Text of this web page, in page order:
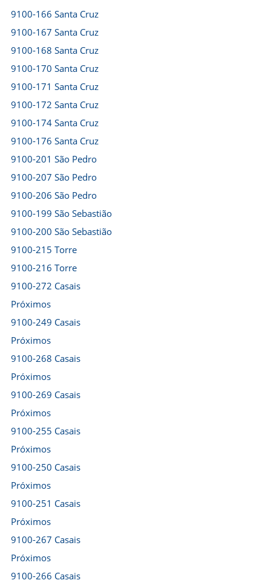
9100-166 Santa Cruz
9100-167 Santa Cruz
9100-168 Santa Cruz
9100-170 Santa Cruz
9100-171 Santa Cruz
9100-172 Santa Cruz
9100-174 Santa Cruz
9100-176 Santa Cruz
9100-201 São Pedro
9100-207 São Pedro
9100-206 São Pedro
9100-199 São Sebastião
9100-200 São Sebastião
9100-215 Torre
9100-216 Torre
9100-272 Casais
Próximos
9100-249 Casais
Próximos
9100-268 Casais
Próximos
9100-269 Casais
Próximos
9100-255 Casais
Próximos
9100-250 Casais
Próximos
9100-251 Casais
Próximos
9100-267 Casais
Próximos
9100-266 Casais